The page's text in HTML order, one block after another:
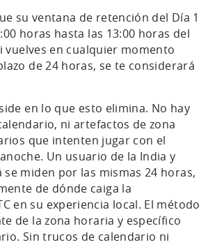
su ventana de retención del Día 1
horas hasta las 13:00 horas del
vuelves en cualquier momento
de 24 horas, se te considerará
en lo que esto elimina. No hay
ni artefactos de zona
que intenten jugar con el
Un usuario de la India y
se miden por las mismas 24 horas,
de dónde caiga la
en su experiencia local. El método
de la zona horaria y específico
Sin trucos de calendario ni